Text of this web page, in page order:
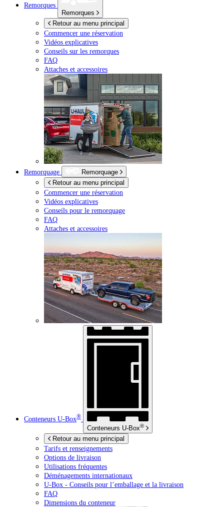
Remorques
Remorques
Retour au menu principal
Commencer une réservation
Vidéos explicatives
Conseils sur les remorques
FAQ
Attaches et accessoires
Remorquage
Remorquage
Retour au menu principal
Commencer une réservation
Vidéos explicatives
Conseils pour le remorquage
FAQ
Attaches et accessoires
Conteneurs U-Box®
Conteneurs U-Box®
Retour au menu principal
Tarifs et renseignements
Options de livraison
Utilisations fréquentes
Déménagements internationaux
U-Box - Conseils pour l’emballage et la livraison
FAQ
Dimensions du conteneur